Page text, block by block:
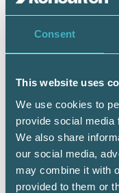
Consent
This website uses
We use cookies to
provide social media
We also share
our social media,
may combine it with
provided to them or
Fyll i kostnader
sjuklönelagen.
med högst 80
anställda med
allmänt
med. Tänk på
på de
Räkna inte